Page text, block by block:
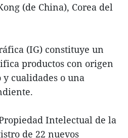
(de China), Corea del
(IG) constituye un
productos con origen
cualidades o una
Intelectual de la
de 22 nuevos